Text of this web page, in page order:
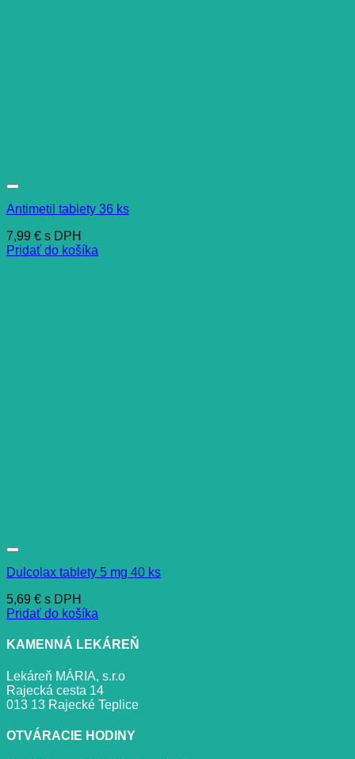
Antimetil tablety 36 ks
7,99 € s DPH
Pridať do košíka
Dulcolax tablety 5 mg 40 ks
5,69 € s DPH
Pridať do košíka
KAMENNÁ LEKÁREŇ
Lekáreň MÁRIA, s.r.o
Rajecká cesta 14
013 13 Rajecké Teplice
OTVÁRACIE HODINY